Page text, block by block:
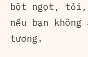
bột ngọt, tỏi,
nếu bạn
tương.